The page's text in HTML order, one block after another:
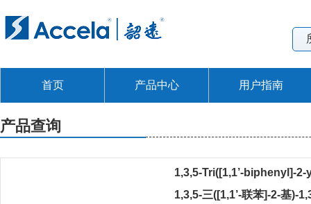
首页 产品中心 用户指南
产品查询
1,3,5-Tri([1,1’-biphenyl]-
1,3,5-三([1,1’-联苯]-2-基)-